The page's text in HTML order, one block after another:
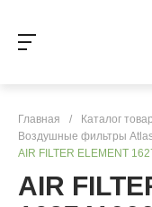
Главная / Каталог
Воздушные фильтры
AIR FILTER ELEMENT
AIR